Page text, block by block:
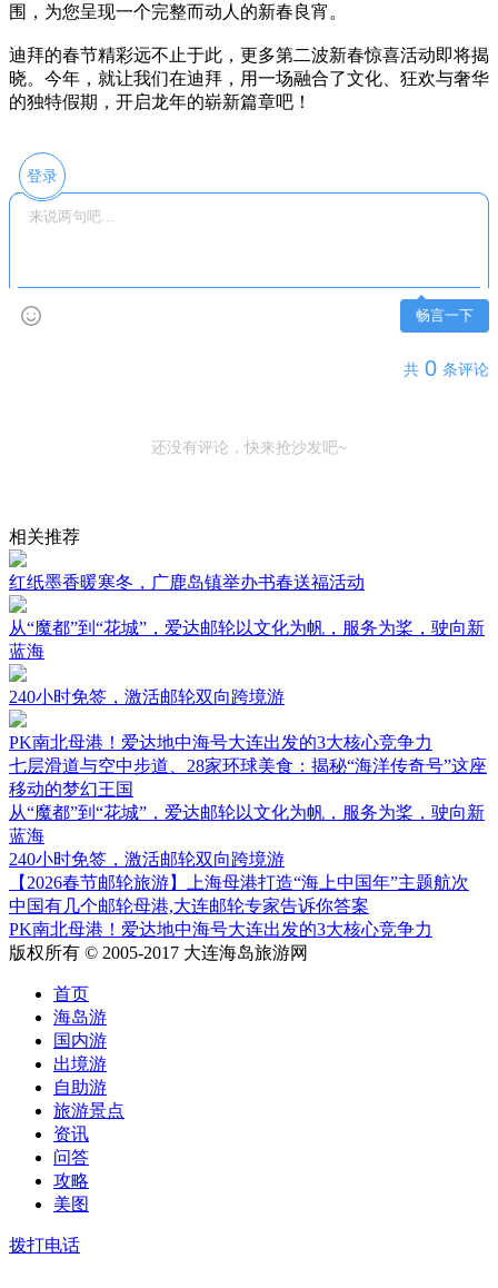
围，为您呈现一个完整而动人的新春良宵。
迪拜的春节精彩远不止于此，更多第二波新春惊喜活动即将揭
晓。今年，就让我们在迪拜，用一场融合了文化、狂欢与奢华
的独特假期，开启龙年的崭新篇章吧！
登录
畅言一下
共 0 条评论
还没有评论，快来抢沙发吧~
相关推荐
红纸墨香暖寒冬，广鹿岛镇举办书春送福活动
从“魔都”到“花城”，爱达邮轮以文化为帆，服务为桨，驶向新
蓝海
240小时免签，激活邮轮双向跨境游
PK南北母港！爱达地中海号大连出发的3大核心竞争力
七层滑道与空中步道、28家环球美食：揭秘“海洋传奇号”这座
移动的梦幻王国
从“魔都”到“花城”，爱达邮轮以文化为帆，服务为桨，驶向新
蓝海
240小时免签，激活邮轮双向跨境游
【2026春节邮轮旅游】上海母港打造“海上中国年”主题航次
中国有几个邮轮母港,大连邮轮专家告诉你答案
PK南北母港！爱达地中海号大连出发的3大核心竞争力
版权所有 © 2005-2017 大连海岛旅游网
首页
海岛游
国内游
出境游
自助游
旅游景点
资讯
问答
攻略
美图
拨打电话